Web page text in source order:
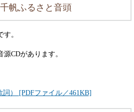
帆ふるさと音頭
。
CDがあります。
） [PDFファイル／461KB]